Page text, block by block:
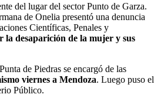
del lugar del sector Punto de Garza.
de Onelia presentó una denuncia
Científicas, Penales y
la desaparición de la mujer y sus
de Piedras se encargó de las
viernes a Mendoza. Luego puso el
Público.